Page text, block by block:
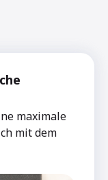
maximale
mit dem